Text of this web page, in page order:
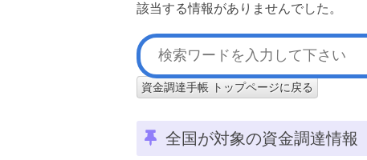
該当する情報がありませんでした。
資金調達手帳 トップページに戻る
全国が対象の資金調達情報